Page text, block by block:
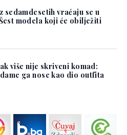
sedamdesetih vraćaju se u
modela koji će obilježiti
više nije skriveni komad:
ga nose kao dio outfita